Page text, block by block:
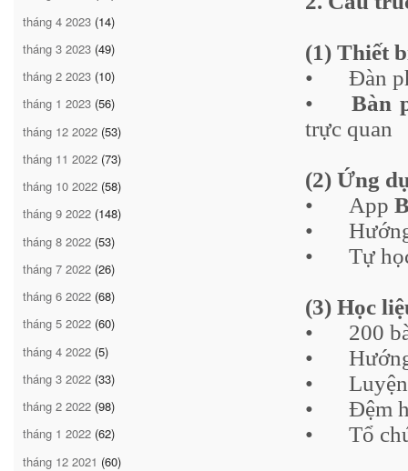
tháng 4 2023 (14)
tháng 3 2023 (49)
tháng 2 2023 (10)
tháng 1 2023 (56)
tháng 12 2022 (53)
tháng 11 2022 (73)
tháng 10 2022 (58)
tháng 9 2022 (148)
tháng 8 2022 (53)
tháng 7 2022 (26)
tháng 6 2022 (68)
tháng 5 2022 (60)
tháng 4 2022 (5)
tháng 3 2022 (33)
tháng 2 2022 (98)
tháng 1 2022 (62)
tháng 12 2021 (60)
(1) Thiết
•
Đàn
•
Bàn
trực quan
(2) Ứng
•
App
•
•
Tự
(3) Học
•
	200
•
•
•
Đệm
•
Tổ